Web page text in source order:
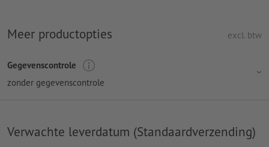
Meer productopties excl. btw
Gegevenscontrole
zonder gegevenscontrole
Verwachte leverdatum (Standaardverzending)